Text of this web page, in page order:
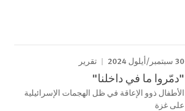
30 سبتمبر/أيلول 2024 تقرير
"دمّروا ما في داخلنا"
الأطفال ذوو الإعاقة في ظل الهجمات الإسرائيلية
على غزة